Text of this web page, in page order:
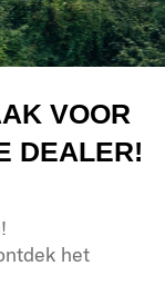
VOOR
DEALER!
het